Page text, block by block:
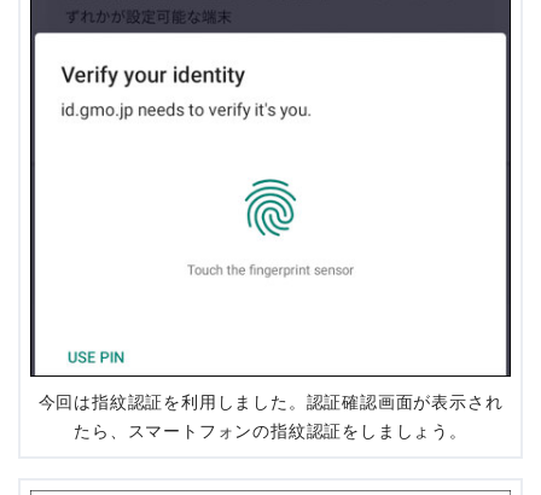
今回は指紋認証を利用しました。認証確認画面が表示され
たら、スマートフォンの指紋認証をしましょう。